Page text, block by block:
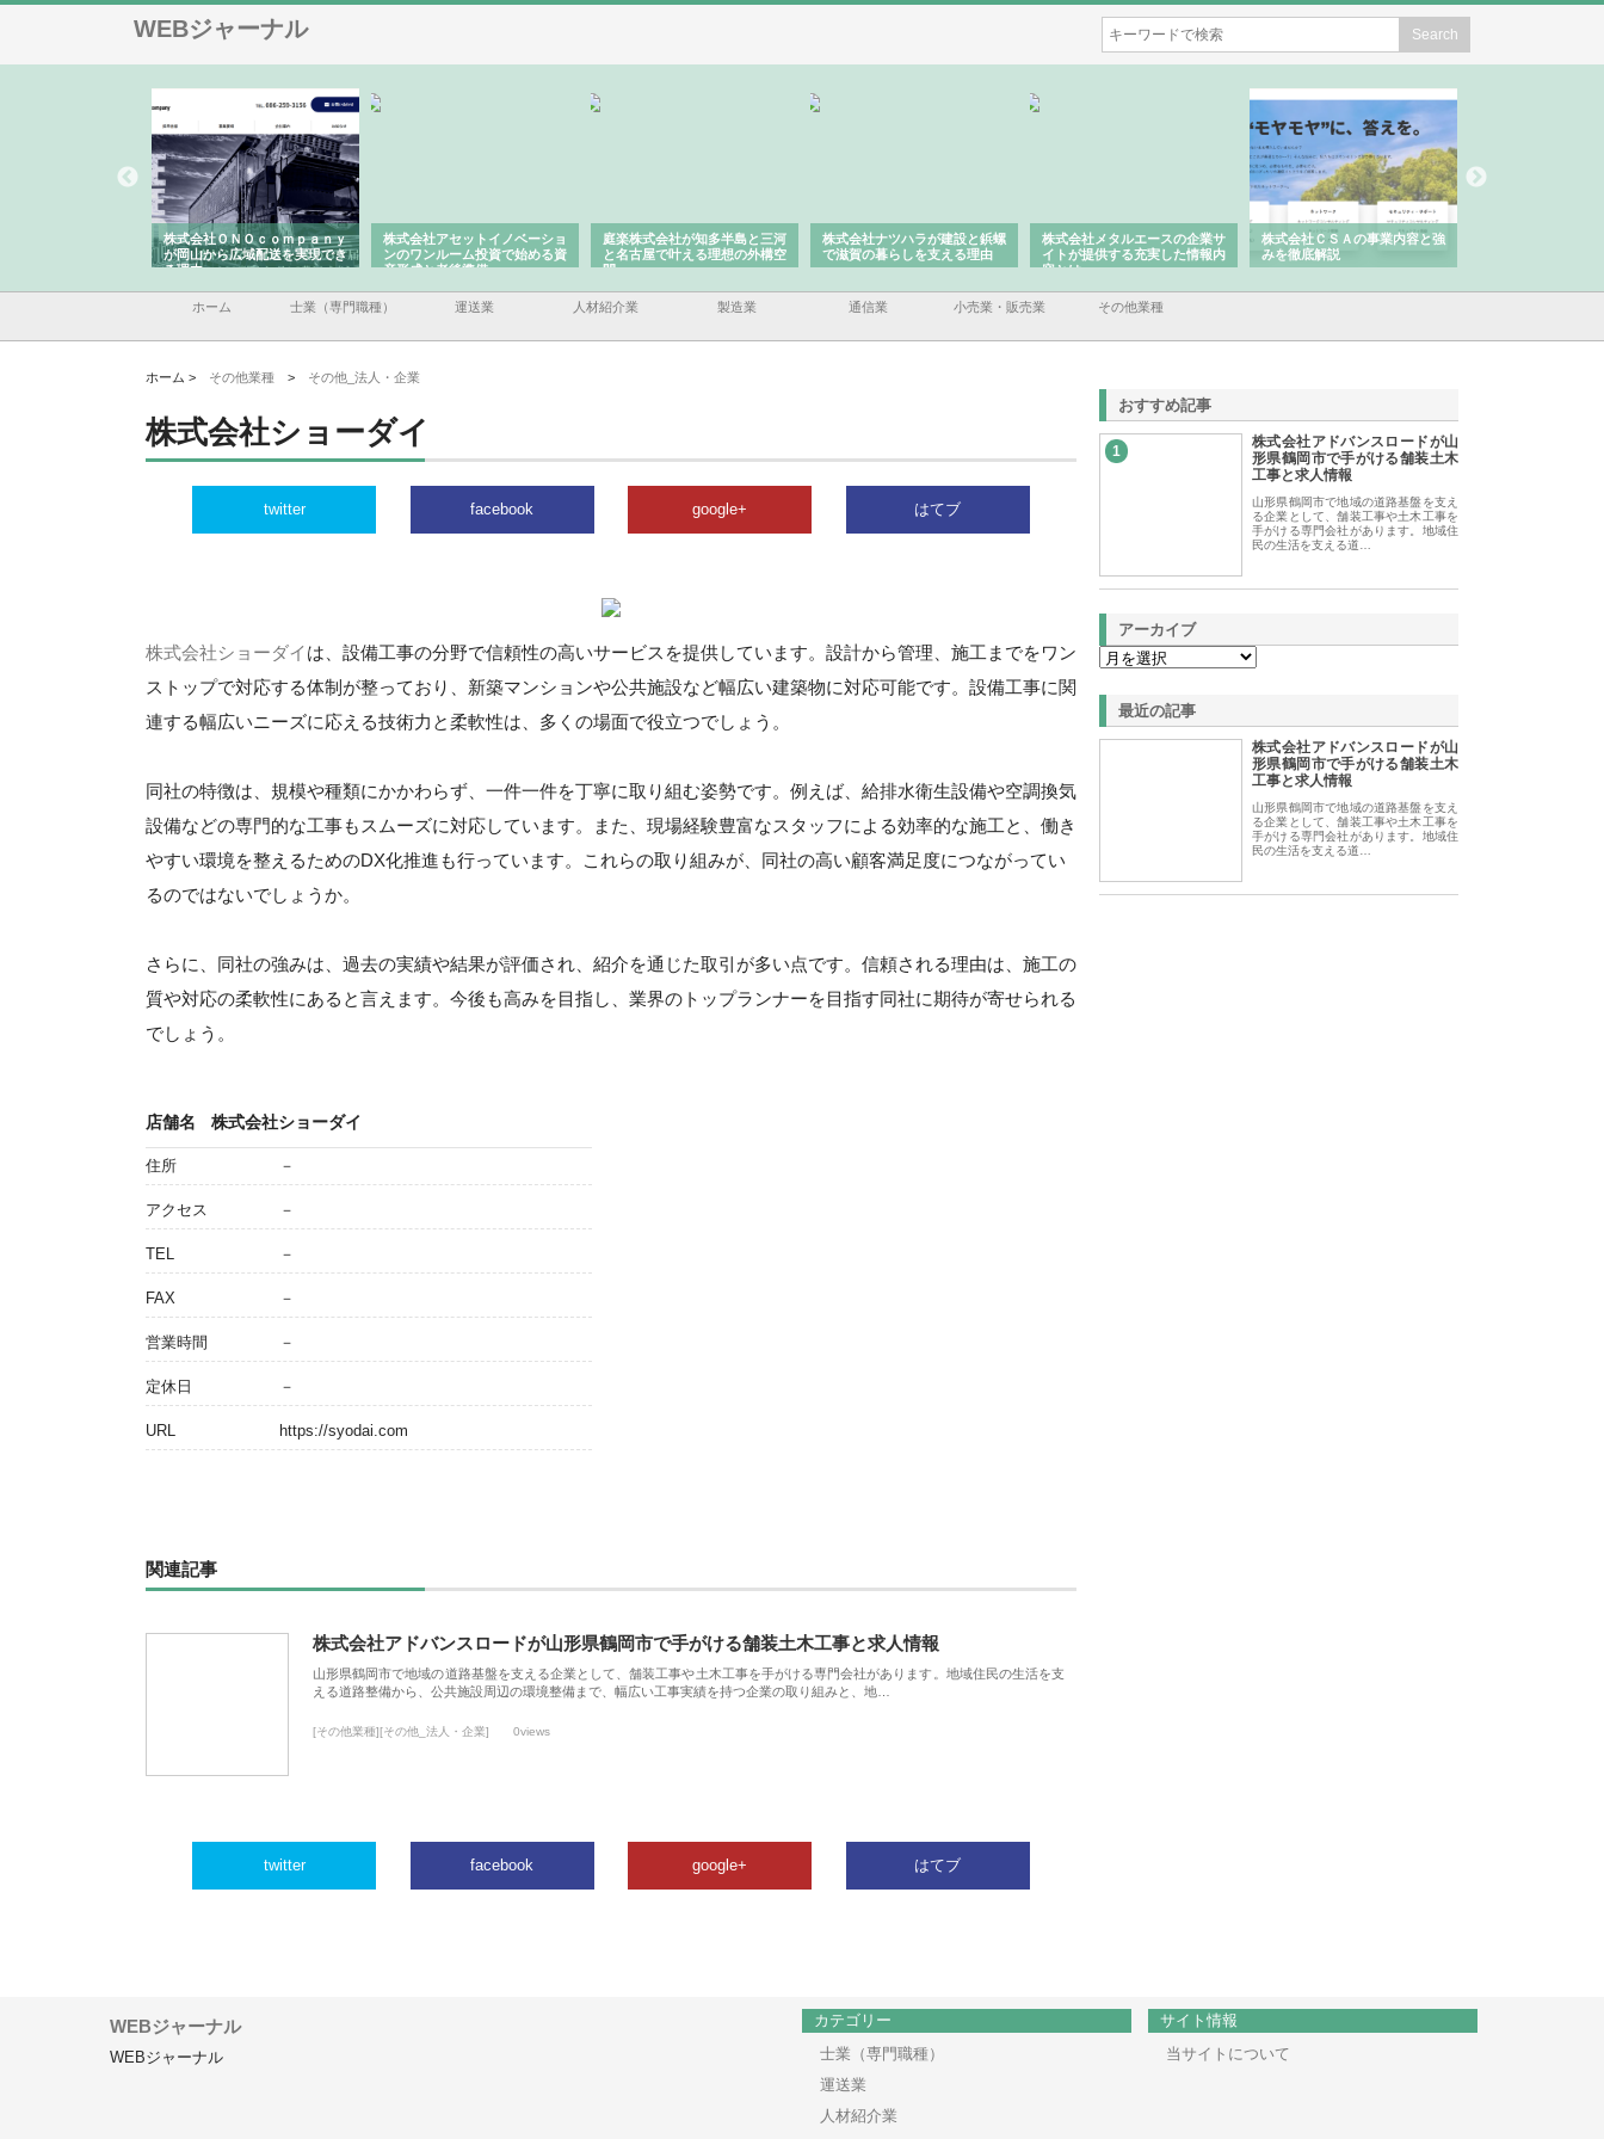
WEBジャーナル
株式会社ＯＮＯｃｏｍｐａｎｙ
が岡山から広域配送を実現でき
る理由
株式会社アセットイノベーショ
ンのワンルーム投資で始める資
産形成と老後準備
庭楽株式会社が知多半島と三河
と名古屋で叶える理想の外構空
間
株式会社ナツハラが建設と鋲螺
で滋賀の暮らしを支える理由
株式会社メタルエースの企業サ
イトが提供する充実した情報内
容とは
株式会社ＣＳＡの事業内容と強
みを徹底解説
ホーム 士業（専門職種） 運送業 人材紹介業 製造業 通信業 小売業・販売業 その他業種
ホーム > その他業種 > その他_法人・企業
株式会社ショーダイ
twitter facebook google+ はてブ
株式会社ショーダイは、設備工事の分野で信頼性の高いサービスを提供しています。設計から管理、施工までをワン
ストップで対応する体制が整っており、新築マンションや公共施設など幅広い建築物に対応可能です。設備工事に関
連する幅広いニーズに応える技術力と柔軟性は、多くの場面で役立つでしょう。
同社の特徴は、規模や種類にかかわらず、一件一件を丁寧に取り組む姿勢です。例えば、給排水衛生設備や空調換気
設備などの専門的な工事もスムーズに対応しています。また、現場経験豊富なスタッフによる効率的な施工と、働き
やすい環境を整えるためのDX化推進も行っています。これらの取り組みが、同社の高い顧客満足度につながってい
るのではないでしょうか。
さらに、同社の強みは、過去の実績や結果が評価され、紹介を通じた取引が多い点です。信頼される理由は、施工の
質や対応の柔軟性にあると言えます。今後も高みを目指し、業界のトップランナーを目指す同社に期待が寄せられる
でしょう。
店舗名 株式会社ショーダイ
住所 －
アクセス －
TEL －
FAX －
営業時間 －
定休日 －
URL https://syodai.com
関連記事
株式会社アドバンスロードが山形県鶴岡市で手がける舗装土木工事と求人情報
山形県鶴岡市で地域の道路基盤を支える企業として、舗装工事や土木工事を手がける専門会社があります。地域住民の生活を支
える道路整備から、公共施設周辺の環境整備まで、幅広い工事実績を持つ企業の取り組みと、地…
[その他業種][その他_法人・企業] 0views
twitter facebook google+ はてブ
おすすめ記事
1
株式会社アドバンスロードが山
形県鶴岡市で手がける舗装土木
工事と求人情報
山形県鶴岡市で地域の道路基盤を支え
る企業として、舗装工事や土木工事を
手がける専門会社があります。地域住
民の生活を支える道…
アーカイブ
最近の記事
株式会社アドバンスロードが山
形県鶴岡市で手がける舗装土木
工事と求人情報
山形県鶴岡市で地域の道路基盤を支え
る企業として、舗装工事や土木工事を
手がける専門会社があります。地域住
民の生活を支える道…
WEBジャーナル
WEBジャーナル
カテゴリー
士業（専門職種）
運送業
人材紹介業
サイト情報
当サイトについて